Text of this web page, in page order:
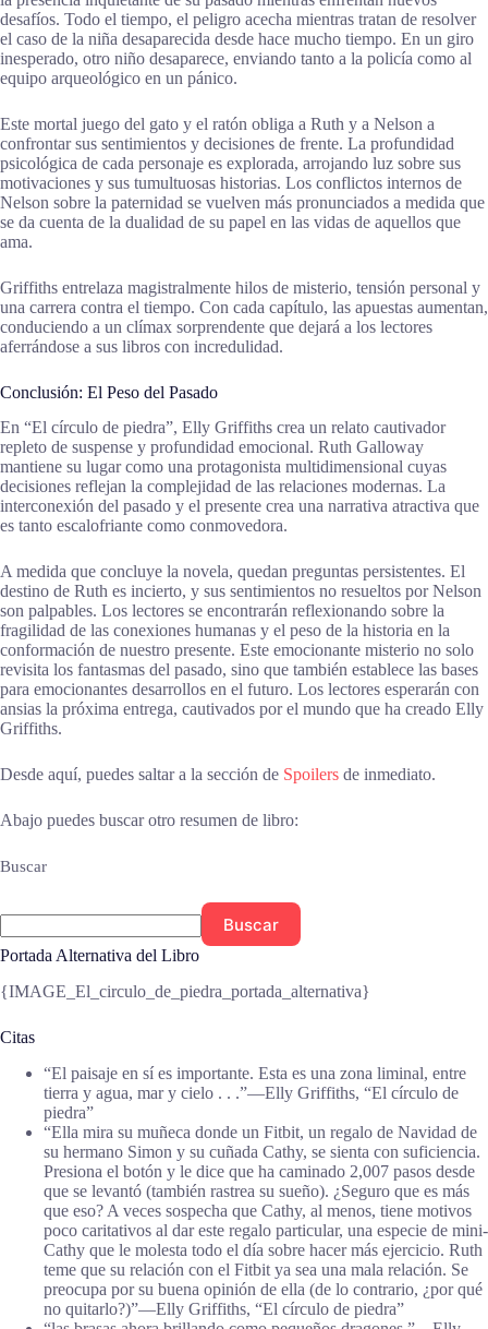
desafíos. Todo el tiempo, el peligro acecha mientras tratan de resolver
el caso de la niña desaparecida desde hace mucho tiempo. En un giro
inesperado, otro niño desaparece, enviando tanto a la policía como al
equipo arqueológico en un pánico.
Este mortal juego del gato y el ratón obliga a Ruth y a Nelson a
confrontar sus sentimientos y decisiones de frente. La profundidad
psicológica de cada personaje es explorada, arrojando luz sobre sus
motivaciones y sus tumultuosas historias. Los conflictos internos de
Nelson sobre la paternidad se vuelven más pronunciados a medida que
se da cuenta de la dualidad de su papel en las vidas de aquellos que
ama.
Griffiths entrelaza magistralmente hilos de misterio, tensión personal y
una carrera contra el tiempo. Con cada capítulo, las apuestas aumentan,
conduciendo a un clímax sorprendente que dejará a los lectores
aferrándose a sus libros con incredulidad.
Conclusión: El Peso del Pasado
En “El círculo de piedra”, Elly Griffiths crea un relato cautivador
repleto de suspense y profundidad emocional. Ruth Galloway
mantiene su lugar como una protagonista multidimensional cuyas
decisiones reflejan la complejidad de las relaciones modernas. La
interconexión del pasado y el presente crea una narrativa atractiva que
es tanto escalofriante como conmovedora.
A medida que concluye la novela, quedan preguntas persistentes. El
destino de Ruth es incierto, y sus sentimientos no resueltos por Nelson
son palpables. Los lectores se encontrarán reflexionando sobre la
fragilidad de las conexiones humanas y el peso de la historia en la
conformación de nuestro presente. Este emocionante misterio no solo
revisita los fantasmas del pasado, sino que también establece las bases
para emocionantes desarrollos en el futuro. Los lectores esperarán con
ansias la próxima entrega, cautivados por el mundo que ha creado Elly
Griffiths.
Desde aquí, puedes saltar a la sección de Spoilers de inmediato.
Abajo puedes buscar otro resumen de libro:
Buscar
Buscar
Portada Alternativa del Libro
{IMAGE_El_circulo_de_piedra_portada_alternativa}
Citas
“El paisaje en sí es importante. Esta es una zona liminal, entre
tierra y agua, mar y cielo . . .”―Elly Griffiths, “El círculo de
piedra”
“Ella mira su muñeca donde un Fitbit, un regalo de Navidad de
su hermano Simon y su cuñada Cathy, se sienta con suficiencia.
Presiona el botón y le dice que ha caminado 2,007 pasos desde
que se levantó (también rastrea su sueño). ¿Seguro que es más
que eso? A veces sospecha que Cathy, al menos, tiene motivos
poco caritativos al dar este regalo particular, una especie de mini-
Cathy que le molesta todo el día sobre hacer más ejercicio. Ruth
teme que su relación con el Fitbit ya sea una mala relación. Se
preocupa por su buena opinión de ella (de lo contrario, ¿por qué
no quitarlo?)”―Elly Griffiths, “El círculo de piedra”